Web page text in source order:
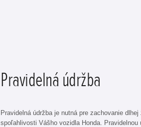
Pravidelná údržba
Pravidelná údržba je nutná pre zachovanie
spoľahlivosti Vášho vozidla Honda. Pravidelnou